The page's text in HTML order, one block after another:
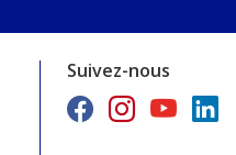
Suivez-nous